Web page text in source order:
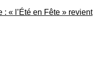
« l’Été en Fête » revient